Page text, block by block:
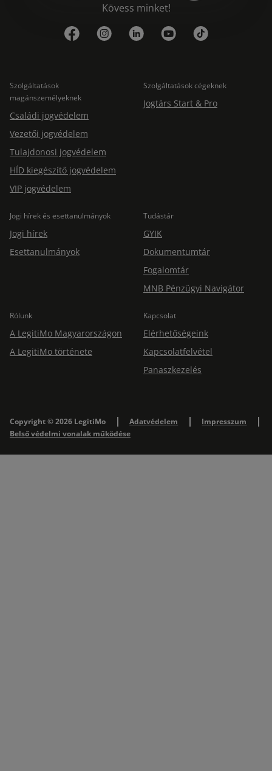
Kövess minket!
Szolgáltatások
magánszemélyeknek
Családi jogvédelem
Vezetői jogvédelem
Tulajdonosi jogvédelem
HÍD kiegészítő jogvédelem
VIP jogvédelem
Szolgáltatások cégeknek
Jogtárs Start & Pro
Jogi hírek és esettanulmányok
Jogi hírek
Esettanulmányok
Tudástár
GYIK
Dokumentumtár
Fogalomtár
MNB Pénzügyi Navigátor
Rólunk
A LegitiMo Magyarországon
A LegitiMo története
Kapcsolat
Elérhetőségeink
Kapcsolatfelvétel
Panaszkezelés
Copyright © 2026 LegitiMo Adatvédelem
Impresszum
Belső védelmi vonalak működése